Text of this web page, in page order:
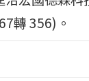
轉 356)。